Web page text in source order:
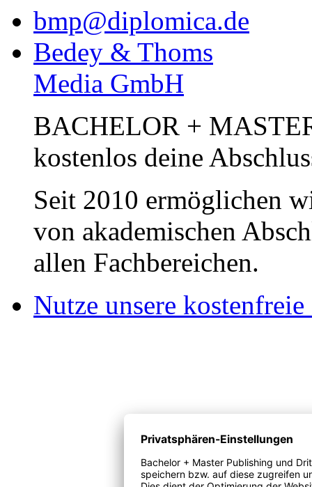
bmp@diplomica.de
Bedey & Thoms
Media GmbH
BACHELOR +
kostenlos deine
Seit 2010 ermöglichen
von akademischen
allen Fachbereichen.
Nutze unsere